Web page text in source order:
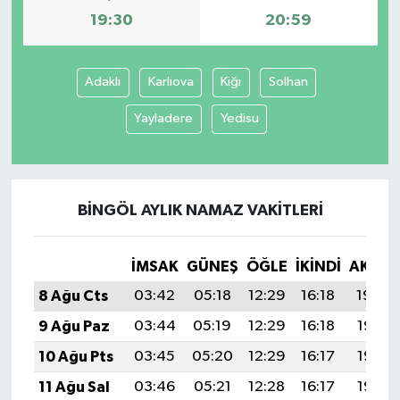
19:30 20:59
Adaklı Karlıova Kiğı Solhan
Yayladere Yedisu
BINGÖL AYLIK NAMAZ VAKITLERI
İMSAK GÜNEŞ ÖĞLE İKINDI
8 Ağu Cts
03:42 05:18 12:29 16:18
19:30
9 Ağu Paz
03:44 05:19 12:29 16:18
19:28
10 Ağu Pts
03:45 05:20 12:29 16:17
19:27
11 Ağu Sal
03:46 05:21 12:28 16:17 19:26